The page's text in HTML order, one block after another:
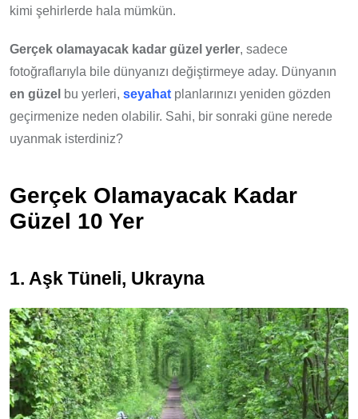
kimi şehirlerde hala mümkün.
Gerçek olamayacak kadar güzel yerler, sadece
fotoğraflarıyla bile dünyanızı değiştirmeye aday. Dünyanın
en güzel bu yerleri, seyahat planlarınızı yeniden gözden
geçirmenize neden olabilir. Sahi, bir sonraki güne nerede
uyanmak isterdiniz?
Gerçek Olamayacak Kadar
Güzel 10 Yer
1. Aşk Tüneli, Ukrayna